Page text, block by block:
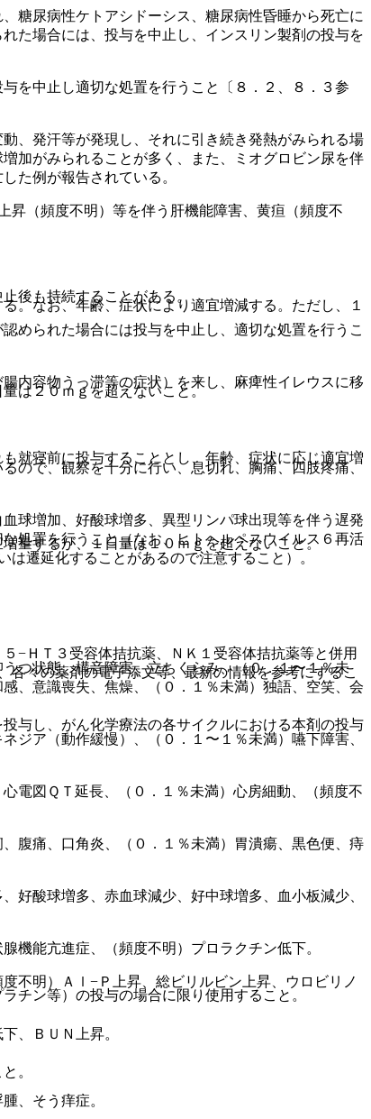
糖尿病性ケトアシドーシス、糖尿病性昏睡から死亡に
た場合には、投与を中止し、インスリン製剤の投与を
を中止し適切な処置を行うこと〔８．２、８．３参
、発汗等が発現し、それに引き続き発熱がみられる場
加がみられることが多く、また、ミオグロビン尿を伴
た例が報告されている。
（頻度不明）等を伴う肝機能障害、黄疸（頻度不
後も持続することがある。
められた場合には投与を中止し、適切な処置を行うこ
内容物うっ滞等の症状）を来し、麻痺性イレウスに移
ので、観察を十分に行い、息切れ、胸痛、四肢疼痛、
球増加、好酸球増多、異型リンパ球出現等を伴う遅発
処置を行うこと（なお、ヒトヘルペスウイルス６再活
遷延化することがあるので注意すること）。
つ状態、構音障害、立ちくらみ、（０．１〜１％未
、意識喪失、焦燥、（０．１％未満）独語、空笑、会
ア（動作緩慢）、（０．１〜１％未満）嚥下障害、
電図ＱＴ延長、（０．１％未満）心房細動、（頻度不
腹痛、口角炎、（０．１％未満）胃潰瘍、黒色便、痔
酸球増多、赤血球減少、好中球増多、血小板減少、
機能亢進症、（頻度不明）プロラクチン低下。
不明）Ａｌ−Ｐ上昇、総ビリルビン上昇、ウロビリノ
、ＢＵＮ上昇。
、そう痒症。
。なお、年齢、症状により適宜増減する。ただし、１
は２０ｍｇを超えないこと。
就寝前に投与することとし、年齢、症状に応じ適宜増
量するが、１日量は１０ｍｇを超えないこと。
−ＨＴ３受容体拮抗薬、ＮＫ１受容体拮抗薬等と併用
々の薬剤の電子添文等、最新の情報を参考にするこ
与し、がん化学療法の各サイクルにおける本剤の投与
チン等）の投与の場合に限り使用すること。
。